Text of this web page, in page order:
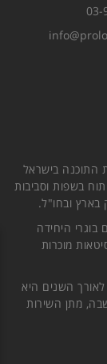
03-
התוכנה בישראל
בפיתוח בשפות וסביבות
בארץ ובחו"ל.
מומחים בוגרי היחידה
מוכרות
השנים היא
מתן השירות